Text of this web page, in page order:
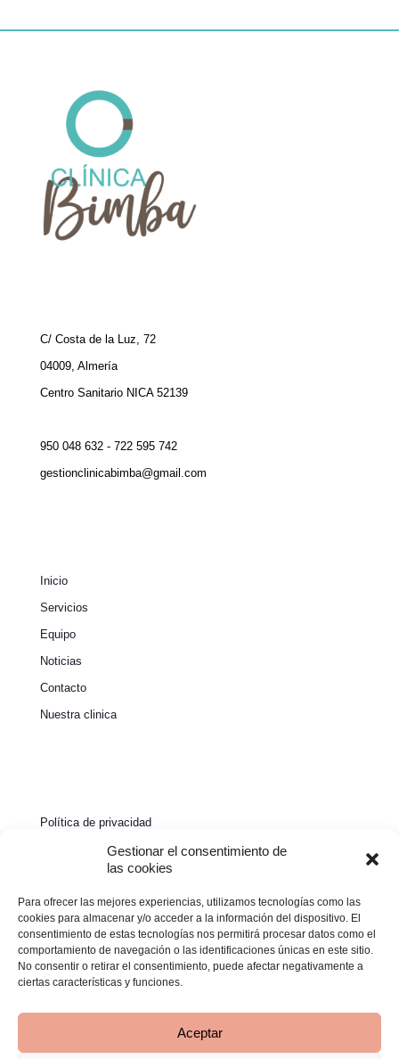
Gestionar el consentimiento de
las cookies
Para ofrecer las mejores experiencias, utilizamos tecnologías como las
cookies para almacenar y/o acceder a la información del dispositivo. El
consentimiento de estas tecnologías nos permitirá procesar datos como el
comportamiento de navegación o las identificaciones únicas en este sitio.
No consentir o retirar el consentimiento, puede afectar negativamente a
ciertas características y funciones.
Aceptar
C/ Costa de la Luz, 72
04009, Almería
Centro Sanitario NICA 52139
950 048 632 - 722 595 742
gestionclinicabimba@gmail.com
Inicio
Servicios
Equipo
Noticias
Contacto
Nuestra clinica
Política de privacidad
Política de cookies
Declaración de accesibilidad